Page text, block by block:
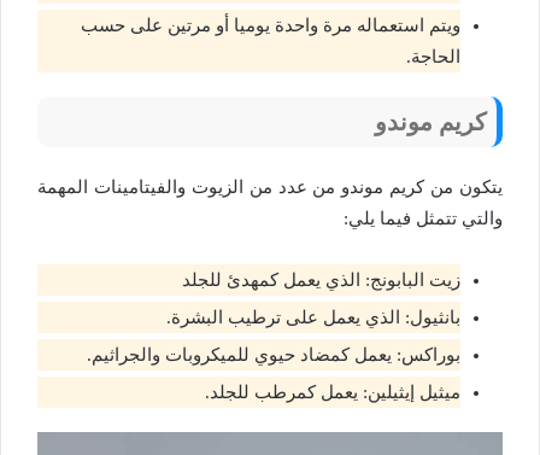
ويتم استعماله مرة واحدة يوميا أو مرتين على حسب
الحاجة.
كريم موندو
يتكون من كريم موندو من عدد من الزيوت والفيتامينات المهمة
والتي تتمثل فيما يلي:
زيت البابونج: الذي يعمل كمهدئ للجلد
بانثيول: الذي يعمل على ترطيب البشرة.
بوراكس: يعمل كمضاد حيوي للميكروبات والجراثيم.
ميثيل إيثيلين: يعمل كمرطب للجلد.